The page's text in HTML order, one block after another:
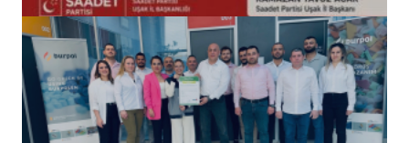
Alaattin Karahan tarafından 14/07/2026